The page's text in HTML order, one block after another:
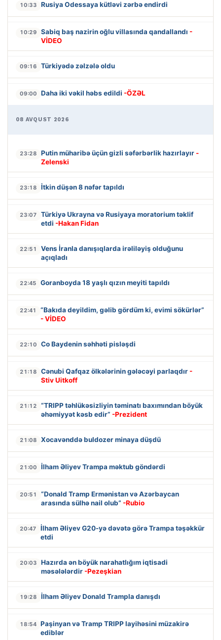
10:33 Rusiya Odessaya kütləvi zərbə endirdi
10:29 Sabiq baş nazirin oğlu villasında qandallandı -
VİDEO
09:16 Türkiyədə zəlzələ oldu
09:00 Daha iki vəkil həbs edildi -ÖZƏL
08 AVQUST 2026
23:28 Putin müharibə üçün gizli səfərbərlik hazırlayır -
Zelenski
23:18 İtkin düşən 8 nəfər tapıldı
23:07
Türkiyə Ukrayna və Rusiyaya moratorium təklif
etdi -Hakan Fidan
22:51
Vens İranla danışıqlarda irəliləyiş olduğunu
açıqladı
22:45 Goranboyda 18 yaşlı qızın meyiti tapıldı
22:41
“Bakıda deyildim, gəlib gördüm ki, evimi sökürlər”
- VİDEO
22:10 Co Baydenin səhhəti pisləşdi
21:18 Cənubi Qafqaz ölkələrinin gələcəyi parlaqdır -
Stiv Uitkoff
21:12
“TRIPP təhlükəsizliyin təminatı baxımından böyük
əhəmiyyət kəsb edir” -Prezident
21:08 Xocavənddə buldozer minaya düşdü
21:00 İlham Əliyev Trampa məktub göndərdi
20:51
“Donald Tramp Ermənistan və Azərbaycan
arasında sülhə nail olub” -Rubio
20:47
İlham Əliyev G20-yə dəvətə görə Trampa təşəkkür
etdi
20:03
Hazırda ən böyük narahatlığım iqtisadi
məsələlərdir -Pezeşkian
19:28 İlham Əliyev Donald Trampla danışdı
18:54 Paşinyan və Tramp TRIPP layihəsini müzakirə
ediblər